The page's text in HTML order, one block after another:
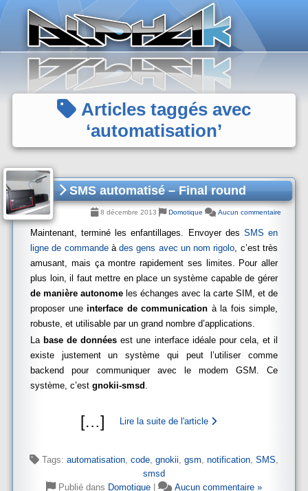
Articles taggés avec
‘automatisation’
SMS automatisé – Final round
8 décembre 2013 Domotique Aucun commentaire
Maintenant, terminé les enfantillages. Envoyer des SMS en
ligne de commandeàdes gens avec un nom rigolo, c’est très
amusant, mais ça montre rapidement ses limites. Pour aller
plus loin, il faut mettre en place un système capable de gérer
de manière autonome les échanges avec la carte SIM, et de
proposer une interface de communication à la fois simple,
robuste, et utilisable par un grand nombre d’applications.
La base de données est une interface idéale pour cela, et il
existe justement un système qui peut l’utiliser comme
backend pour communiquer avec le modem GSM. Ce
système, c’est gnokii-smsd .
[…] Lire la suite de l'article
Tags: automatisation, code, gnokii, gsm, notification, SMS,
smsd
Publié dans Domotique Aucun commentaire »